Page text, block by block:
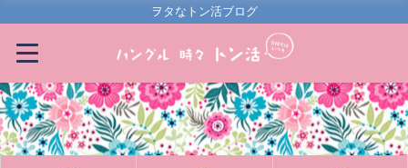
ヲタなトン活ブログ